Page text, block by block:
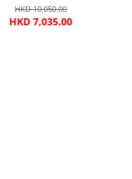
HKD 10,050.00
HKD 7,035.00